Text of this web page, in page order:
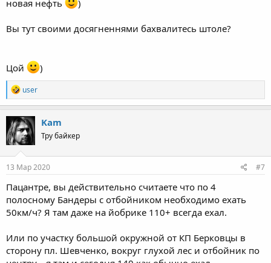
новая нефть )
Вы тут своими досягненнями бахвалитесь штоле?
Цой )
R
e
a
c
t
i
o
n
s
user
Kam
Тру байкер
13 Мар 2020 #7
Пацантре, вы действительно считаете что по 4
полосному Бандеры с отбойником необходимо ехать
50км/ч? Я там даже на йобрике 110+ всегда ехал.
Или по участку большой окружной от КП Берковцы в
сторону пл. Шевченко, вокруг глухой лес и отбойник по